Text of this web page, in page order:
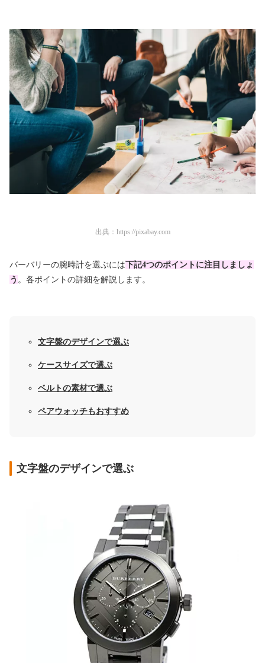
出典： https://pixabay.com
バーバリーの腕時計を選ぶには下記4つのポイントに注目しましょ
う 。各ポイントの詳細を解説します。
文字盤のデザインで選ぶ
ケースサイズで選ぶ
ベルトの素材で選ぶ
ペアウォッチもおすすめ
文字盤のデザインで選ぶ